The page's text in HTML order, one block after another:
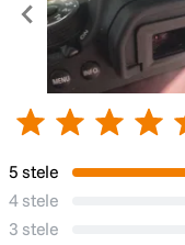
5 stele
4 stele
3 stele